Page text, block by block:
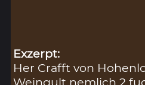
Exzerpt:
Her Crafft von
Weingult nemlich 2